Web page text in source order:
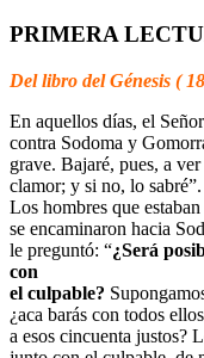
PRIMERA
Del libro del Génesis (
En aquellos días, el
contra Sodoma y
grave. Bajaré, pues, a
clamor; y si no, lo sabré”.
Los hombres que
se encaminaron hacia
le preguntó: “¿Será
con
el culpable?
¿aca barás con todos
a esos cincuenta justos?